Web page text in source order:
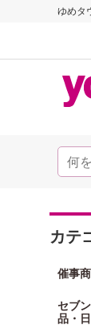
ゆめタ
カテ
催事
セブ
品・日